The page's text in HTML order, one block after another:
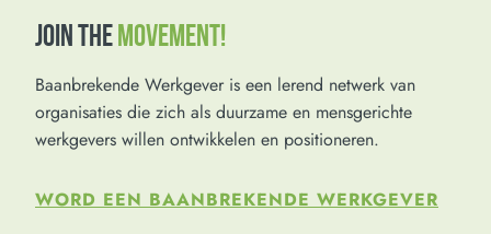
JOIN THEMOVEMENT!
Baanbrekende Werkgever is een lerend netwerk van
organisaties die zich als duurzame en mensgerichte
werkgevers willen ontwikkelen en positioneren.
WORD EEN BAANBREKENDE WERKGEVER